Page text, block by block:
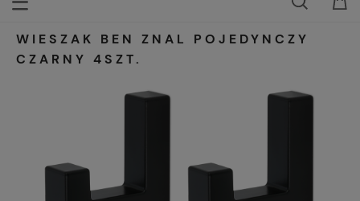
WIESZAK BEN ZNAL POJEDYNCZY
CZARNY 4SZT.